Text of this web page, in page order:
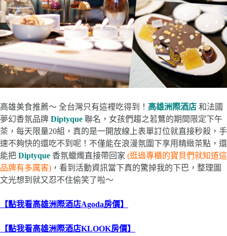
高雄美食推薦～ 全台灣只有這裡吃得到！ 高雄洲際酒店 和法國
夢幻香氛品牌 Diptyque 聯名，女孩們趨之若鶩的期間限定下午
茶，每天限量20組，真的是一開放線上表單訂位就直接秒殺，手
速不夠快的還吃不到呢！不僅能在浪漫氛圍下享用精緻茶點，還
能把 Diptyque 香氛蠟燭直接帶回家 (逛過專櫃的寶貝們就知道這
品牌有多厲害) ，看到活動資訊當下真的驚掉我的下巴，整理圖
文光想到就又忍不住偷笑了啦～
【點我看高雄洲際酒店Agoda房價】
【點我看高雄洲際酒店KLOOK房價】